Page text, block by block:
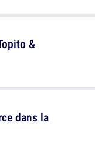
&
dans la